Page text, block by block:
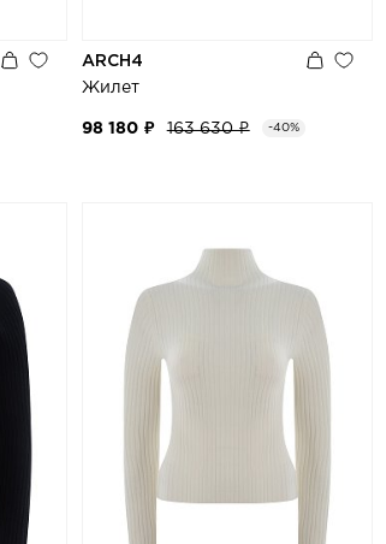
ARCH4
Жилет
98 180 ₽ 163 630 ₽ -40%